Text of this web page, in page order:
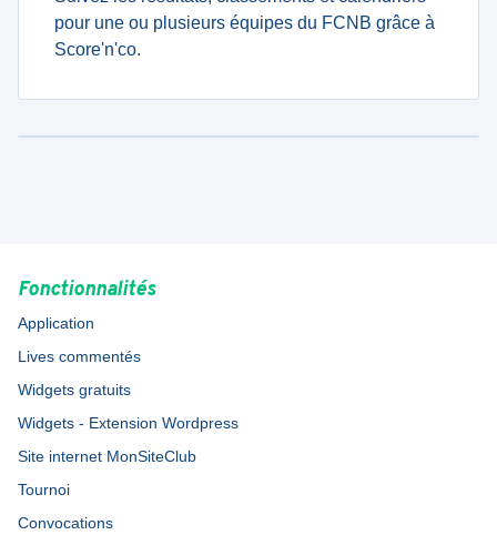
pour une ou plusieurs équipes du FCNB grâce à
Score'n'co.
Fonctionnalités
Application
Lives commentés
Widgets gratuits
Widgets - Extension Wordpress
Site internet MonSiteClub
Tournoi
Convocations